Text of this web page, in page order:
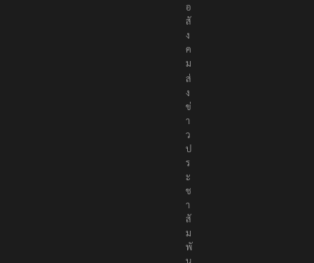
อ
สั
ง
ค
ม
ส่
ง
ข่
า
ว
ป
ร
ะ
ช
า
สั
ม
พั